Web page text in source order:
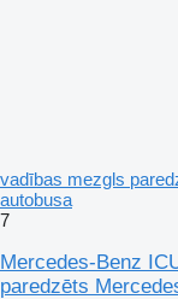
vadības mezgls
autobusa
7
Mercedes-Benz
paredzēts